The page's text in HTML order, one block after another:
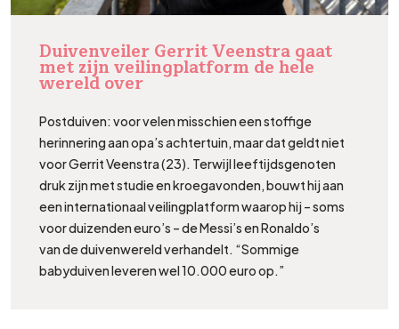
Duivenveiler Gerrit Veenstra gaat
met zijn veilingplatform de hele
wereld over
Postduiven: voor velen misschien een stoffige
herinnering aan opa’s achtertuin, maar dat geldt niet
voor Gerrit Veenstra (23). Terwijl leeftijdsgenoten
druk zijn met studie en kroegavonden, bouwt hij aan
een internationaal veilingplatform waarop hij – soms
voor duizenden euro’s – de Messi’s en Ronaldo’s
van de duivenwereld verhandelt. “Sommige
babyduiven leveren wel 10.000 euro op.”